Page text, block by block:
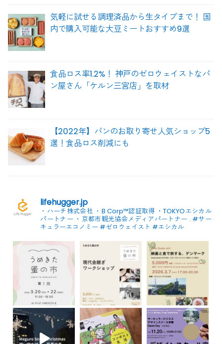
気軽に試せる調理済品から生タイプまで！ 国
内で購入可能な大豆ミートおすすめ9選
食品ロス率1.2%！ 神戸のゼロウェイストなパ
ン屋さん「ケルン三宮店」を取材
【2022年】パンのお取り寄せ人気ショップ5
選！食品ロス削減にも
lifehugger.jp
・ハーチ株式会社 ・B Corp™認証取得 ・TOKYOエシカル
パートナー ・京都市観光協会メディアパートナー . #サー
キュラーエコノミー #ゼロウェイスト #エシカル